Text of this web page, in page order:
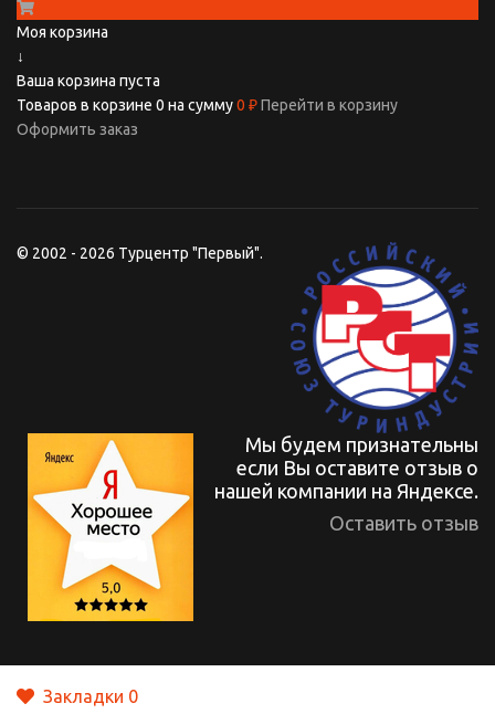
Моя корзина
↓
Ваша корзина пуста
Товаров в корзине 0 на сумму0 ₽Перейти в корзину
Оформить заказ
© 2002 - 2026 Турцентр "Первый".
Мы будем признательны
если Вы оставите отзыв о
нашей компании на Яндексе.
Оставить отзыв
Закладки 0